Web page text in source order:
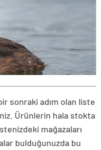
sonraki adım olan liste
Ürünlerin hala stokta
mağazaları
bulduğunuzda bu